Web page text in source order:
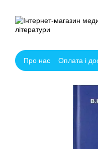
Про нас Оплата і